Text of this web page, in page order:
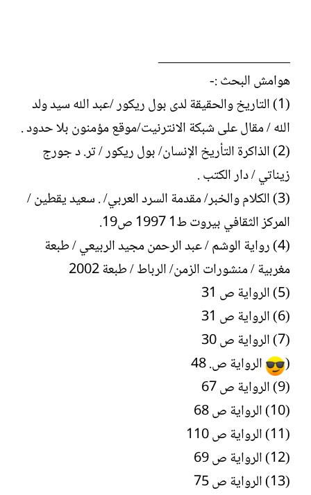
___________________
هوامش البحث :-
(1) التاريخ والحقيقة لدى بول ريكور /عبد الله سيد ولد
الله / مقال على شبكة الانترنيت/موقع مؤمنون بلا حدود .
(2) الذاكرة التأريخ الإنسان/ بول ريكور / تر. د جورج
زيناتي / دار الكتب .
(3) الكلام والخبر/ مقدمة السرد العربي/ . سعيد يقطين /
المركز الثقافي بيروت ط1 1997 ص19.
(4) رواية الوشم / عبد الرحمن مجيد الربيعي / طبعة
مغربية / منشورات الزمن/ الرباط / طبعة 2002
(5) الرواية ص 31
(6) الرواية ص 31
(7) الرواية ص 30
(
الرواية ص. 48
(9) الرواية ص 67
(10) الرواية ص 68
(11) الرواية ص 110
(12) الرواية ص 69
(13) الرواية ص 75